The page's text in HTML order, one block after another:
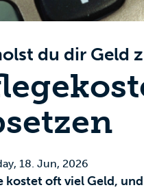
du dir Geld
18. Jun, 2026
kostet oft viel Geld,